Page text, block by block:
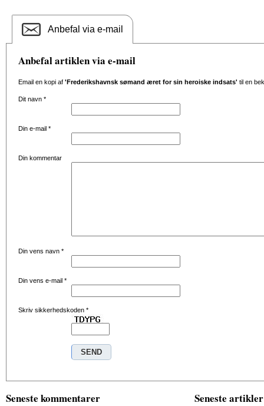
Anbefal via e-mail
Anbefal artiklen via e-mail
Email en kopi af 'Frederikshavnsk sømand æret for sin heroiske indsats' til en
Dit navn *
Din e-mail *
Din kommentar
Din vens navn *
Din vens e-mail *
Skriv sikkerhedskoden *
Seneste kommentarer Seneste artikler